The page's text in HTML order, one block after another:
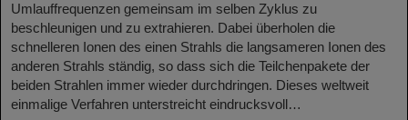
Umlauffrequenzen gemeinsam im selben Zyklus zu
beschleunigen und zu extrahieren. Dabei überholen die
schnelleren Ionen des einen Strahls die langsameren Ionen des
anderen Strahls ständig, so dass sich die Teilchenpakete der
beiden Strahlen immer wieder durchdringen. Dieses weltweit
einmalige Verfahren unterstreicht eindrucksvoll…